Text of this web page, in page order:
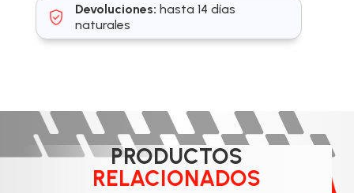
Devoluciones: hasta 14 días
naturales
PRODUCTOS
RELACIONADOS